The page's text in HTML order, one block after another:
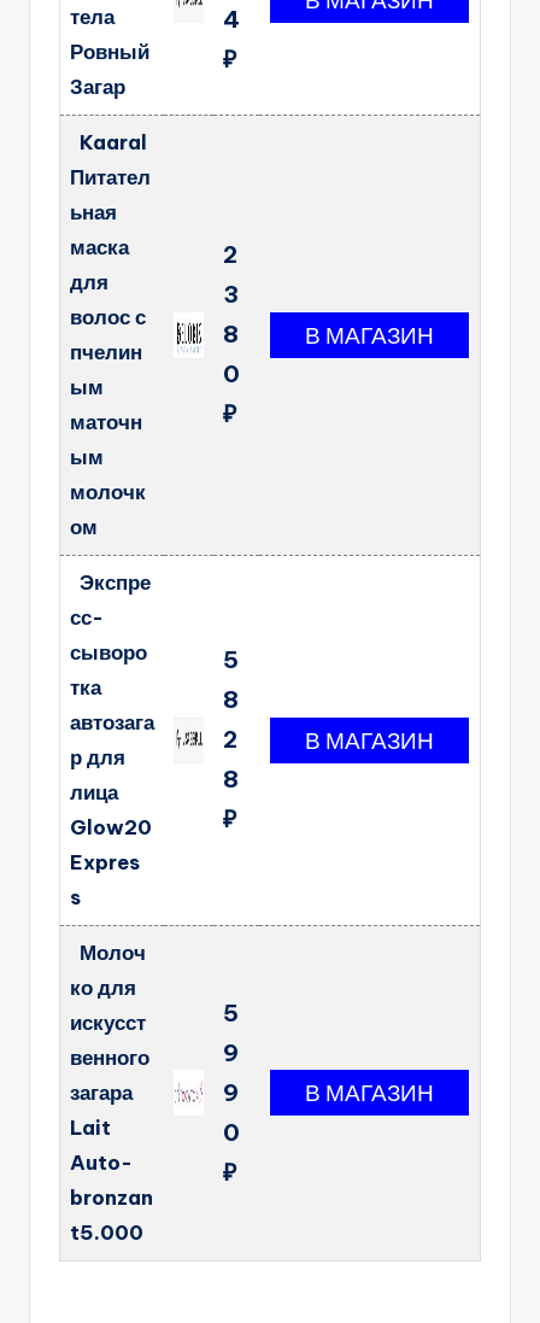
тела
Ровный
Загар
4
₽
Kaaral
Питател
ьная
маска
для
волос с
пчелин
ым
маточн
ым
молочк
ом
2
3
8
0
₽
Экспре
сс-
сыворо
тка
автозага
р для
лица
Glow20
Expres
s
5
8
2
8
₽
Молоч
ко для
искусст
венного
загара
Lait
Auto-
bronzan
t5.000
5
9
9
0
₽